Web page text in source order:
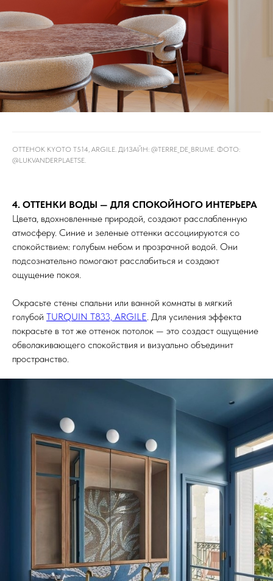
ОТТЕНОК KYOTO T514, ARGILE. ДИЗАЙН: @TERRE_DE_BRUME⁠. ФОТО:
@LUKVANDERPLAETSE⁠.
4. ОТТЕНКИ ВОДЫ — ДЛЯ СПОКОЙНОГО ИНТЕРЬЕРА
Цвета, вдохновленные природой, создают расслабленную
атмосферу. Синие и зеленые оттенки ассоциируются со
спокойствием: голубым небом и прозрачной водой. Они
подсознательно помогают расслабиться и создают
ощущение покоя.
Окрасьте стены спальни или ванной комнаты в мягкий
голубой TURQUIN T833, ARGILE. Для усиления эффекта
покрасьте в тот же оттенок потолок — это создаст ощущение
обволакивающего спокойствия и визуально объединит
пространство.